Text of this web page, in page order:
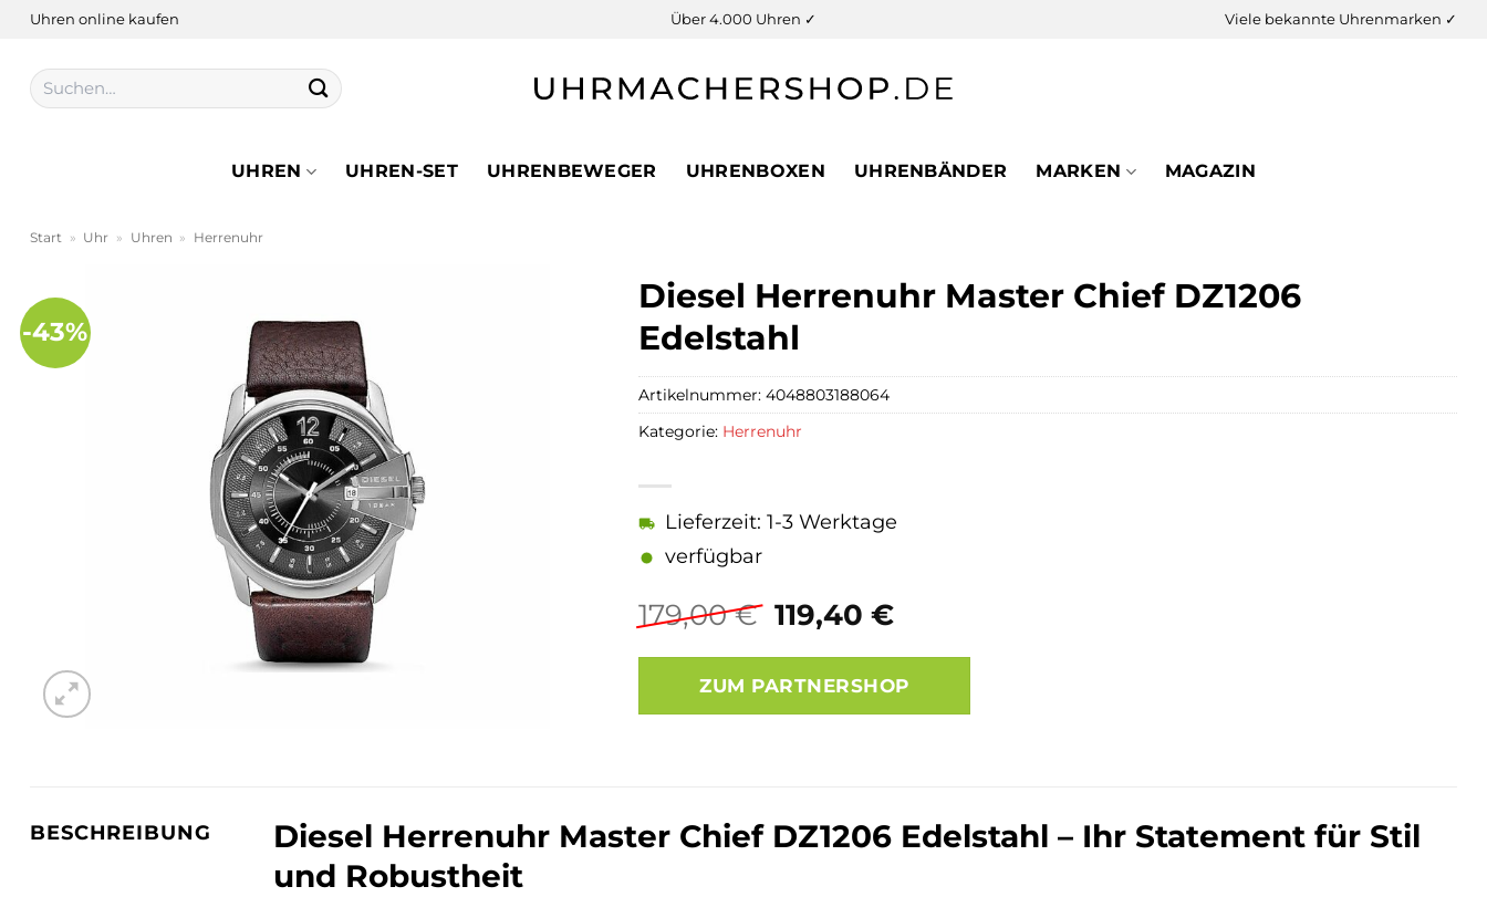
Zum
springen
Uhren online kaufen Über 4.000 Uhren ✓ Viele bekannte Uhrenmarken ✓
Suchen
nach:
UHREN UHREN-SET UHRENBEWEGER UHRENBOXEN UHRENBÄNDER MARKEN MAGAZIN
Start » Uhr » Uhren » Herrenuhr
-43%
Diesel Herrenuhr Master Chief DZ1206
Edelstahl
179,00€ Ursprünglicher
war:
179,00 €
119,40 €Aktueller
ist:
119,40 €.
Lieferzeit: 1-3 Werktage
verfügbar
ZUM PARTNERSHOP
Artikelnummer: 4048803188064
Kategorie: Herrenuhr
BESCHREIBUNG
Diesel Herrenuhr Master Chief DZ1206 Edelstahl – Ihr Statement für Stil
und Robustheit